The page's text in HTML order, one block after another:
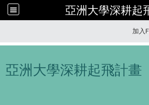
亞洲大學深耕起
加入
亞洲大學深耕起飛計畫